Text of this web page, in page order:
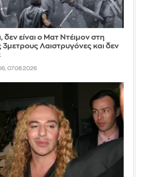
δεν είναι ο Ματ Ντέιμον στη
Λαιστρυγόνες και δεν
07.08.2026